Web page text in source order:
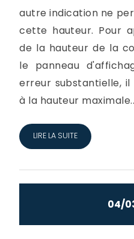
autre indication ne
cette hauteur. Pour
de la hauteur de la
le panneau
erreur substantielle,
à la hauteur
LIRE LA SUITE
04/